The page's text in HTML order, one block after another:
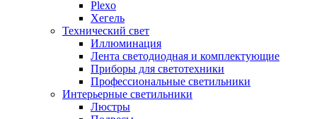
Plexo
Хегель
Технический свет
Иллюминация
Лента светодиодная и комплектующие
Приборы для светотехники
Профессиональные светильники
Интерьерные светильники
Люстры